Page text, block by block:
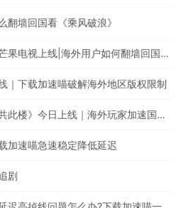
翻墙回国看《乘风破浪》
《乘风破浪》明日即将在芒果电视上线|海外用户如何翻墙回国追综艺
｜下载加速喵破解海外地区版权限制
天刀手游全新版本《天涯共此楼》今日上线｜海外玩家加速国服游戏降低延迟
加速喵急速稳定降低延迟
剧